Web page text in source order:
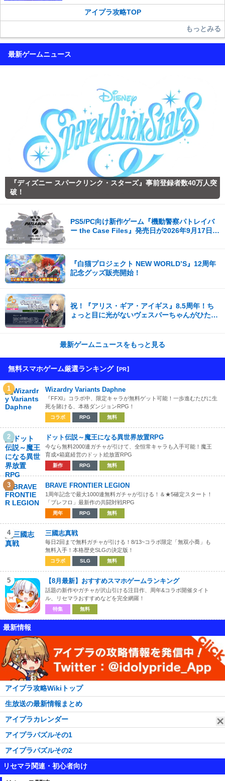
アイプラ攻略TOP
もっとみる
最新ゲームニュース
『ディズニー スパークリンク・スターズ』事前登録者数40万人突
破！
PS5/PC向け新作ゲーム『機動警察パトレイバ
ー the Case Files』発売日が2026年9月17日
『白猫プロジェクト NEW WORLD’S』12周年
記念グッズ販売開始！
祝！『アリス・ギア・アイギス』8.5周年！ち
ょっと目に光がないヴェスパーちゃんがひたす
最新ゲームニュースをもっと見る
無料スマホゲーム厳選ランキング 【PR】
1 Wizardry Variants Daphne
『FFXI』コラボ中、限定キャラが無料ゲット可能！一歩進むたびに生
死を賭ける、本格ダンジョンRPG！
コラボ RPG 無料
2 ドット伝説～魔王になる異世界放置RPG
今なら無料2000連ガチャが引けて、全恒常キャラも入手可能！魔王
育成×箱庭経営のドット絵放置RPG
新作 RPG 無料
3 BRAVE FRONTIER LEGION
1周年記念で最大1000連無料ガチャが引ける！＆★5確定スタート！
「ブレフロ」最新作の共闘対戦RPG
周年 RPG 無料
4 三國志真戦
毎日2回まで無料ガチャが引ける！8/13~コラボ限定「無双小喬」も
無料入手！本格歴史SLGの決定版！
コラボ SLG 無料
5 【8月最新】おすすめスマホゲームランキング
話題の新作やガチャが沢山引ける注目作、周年&コラボ開催タイト
ル、リセマラおすすめなどを完全網羅！
特集 無料
最新情報
アイプラ攻略Wikiトップ
生放送の最新情報まとめ
アイプラカレンダー
アイプラパズルその1
アイプラパズルその2
リセマラ関連・初心者向け